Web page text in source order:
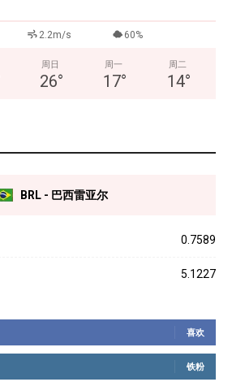
2.2m/s 60%
周日
26°
周一
17°
周二
14°
BRL - 巴西雷亚尔
0.7589
5.1227
喜欢
铁粉